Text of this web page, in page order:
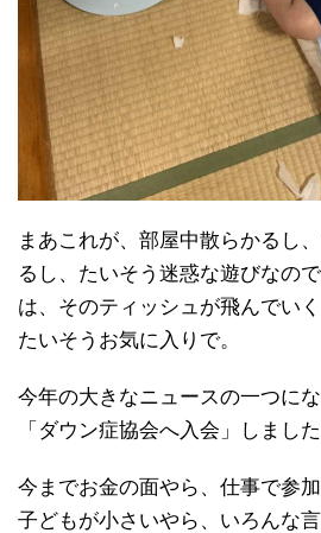
まあこれが、部屋中散らかるし
るし、たいそう迷惑な遊びなの
は、そのティッシュが飛んでい
たいそうお気に入りで。
今年の大きなニュースの一つにな
「ダウン症協会へ入会」しました
今までお金の面やら、仕事で参
子どもが小さいやら、いろんな